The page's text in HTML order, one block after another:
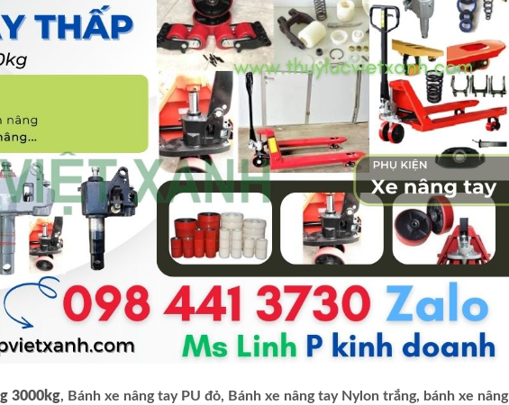
3000kg, Bánh xe nâng tay PU đỏ, Bánh xe nâng tay Nylon trắng, bánh xe nâng